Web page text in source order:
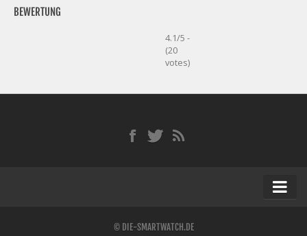
BEWERTUNG
4.1/5 -
(20
votes)
© DIE-SMARTWATCH.DE